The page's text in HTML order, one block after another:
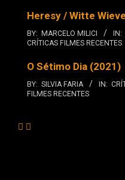
Heresy / Witte
BY: MARCELO MILICI IN:
CRÍTICAS FILMES RECENTES
O Sétimo Dia (2021)
BY: SILVIA FARIA IN:
FILMES RECENTES